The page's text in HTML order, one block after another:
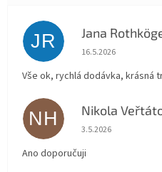
JR Jana
Hodnocení
16.5.2026
Vše ok, rychlá dodávka, krásná
NH Nikola
Hodnocení
3.5.2026
Ano doporučuji